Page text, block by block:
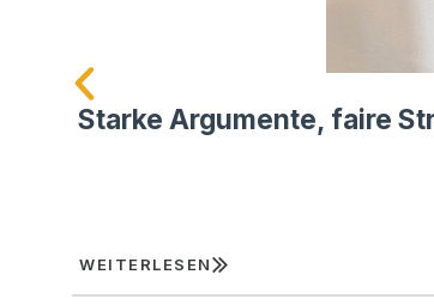
Starke Argumente, faire
WEI­TER­LE­SEN